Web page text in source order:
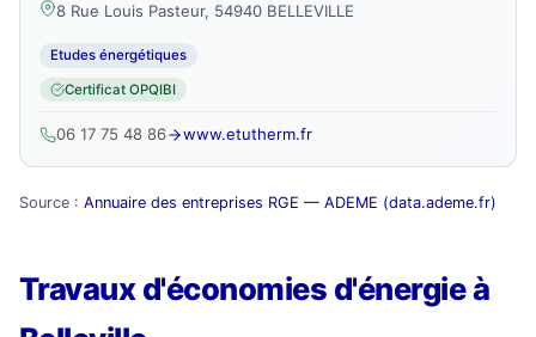
8 Rue Louis Pasteur, 54940 BELLEVILLE
Etudes énergétiques
Certificat OPQIBI
06 17 75 48 86 www.etutherm.fr
Source : Annuaire des entreprises RGE — ADEME (data.ademe.fr)
Travaux d'économies d'énergie à